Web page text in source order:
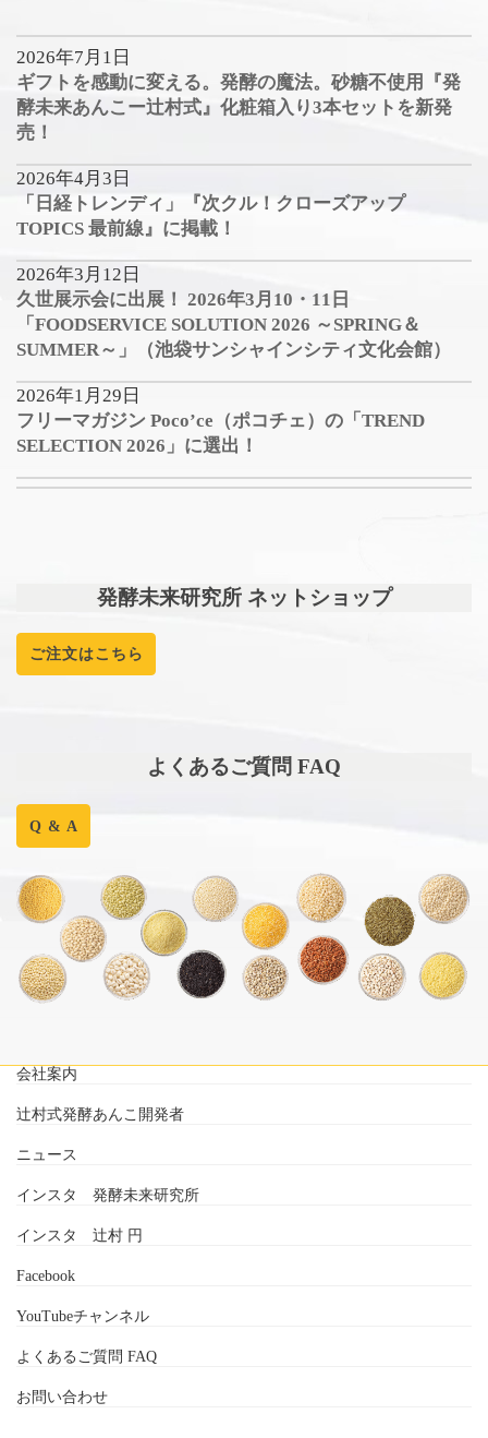
2026年7月1日
ギフトを感動に変える。発酵の魔法。砂糖不使用『発
酵未来あんこー辻村式』化粧箱入り3本セットを新発
売！
2026年4月3日
「日経トレンディ」『次クル！クローズアップ
TOPICS 最前線』に掲載！
2026年3月12日
久世展示会に出展！ 2026年3月10・11日
「FOODSERVICE SOLUTION 2026 ～SPRING＆
SUMMER～」（池袋サンシャインシティ文化会館）
2026年1月29日
フリーマガジン Poco’ce（ポコチェ）の「TREND
SELECTION 2026」に選出！
発酵未来研究所 ネットショップ
ご注文はこちら
よくあるご質問 FAQ
Q & A
会社案内
辻村式発酵あんこ開発者
ニュース
インスタ 発酵未来研究所
インスタ 辻村 円
Facebook
YouTubeチャンネル
よくあるご質問 FAQ
お問い合わせ